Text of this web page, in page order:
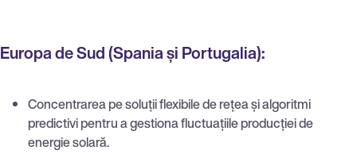
Europa de Sud (Spania și Portugalia):
Concentrarea pe soluții flexibile de rețea și algoritmi
predictivi pentru a gestiona fluctuațiile producției de
energie solară.